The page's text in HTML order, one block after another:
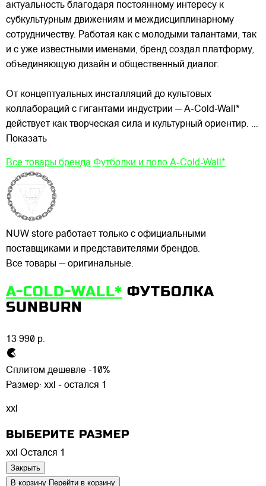
актуальность благодаря постоянному интересу к
субкультурным движениям и междисциплинарному
сотрудничеству. Работая как с молодыми талантами, так
и с уже известными именами, бренд создал платформу,
объединяющую дизайн и общественный диалог.
От концептуальных инсталляций до культовых
коллабораций с гигантами индустрии — A-Cold-Wall*
действует как творческая сила и культурный ориентир. ...
Показать
Все товары бренда Футболки и поло A-Cold-Wall*
NUW store работает только с официальными
поставщиками и представителями брендов.
Все товары — оригинальные.
A-COLD-WALL* ФУТБОЛКА
SUNBURN
13 990 р.
Сплитом дешевле -10%
Размер: xxl - остался 1
xxl
ВЫБЕРИТЕ РАЗМЕР
xxl Остался 1
Закрыть
В корзину Перейти в корзину